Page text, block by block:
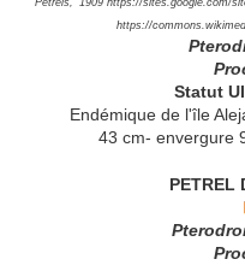
Petrels,' 1909 https://sites.google.com/
https://
Statut
Endémique de l'île
43 cm- envergure
PETREL